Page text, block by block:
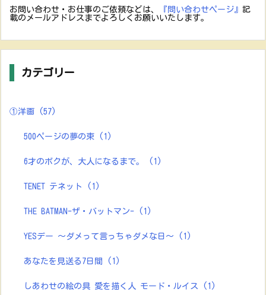
お問い合わせ・お仕事のご依頼などは、
『問い合わせページ』 記
載のメールアドレスまでよろしくお願いいたします。
カテゴリー
①洋画 (57)
500ページの夢の束 (1)
6才のボクが、大人になるまで。 (1)
TENET テネット (1)
THE BATMAN-ザ・バットマン- (1)
YESデー ～ダメって言っちゃダメな日～ (1)
あなたを見送る7日間 (1)
しあわせの絵の具 愛を描く人 モード・ルイス (1)